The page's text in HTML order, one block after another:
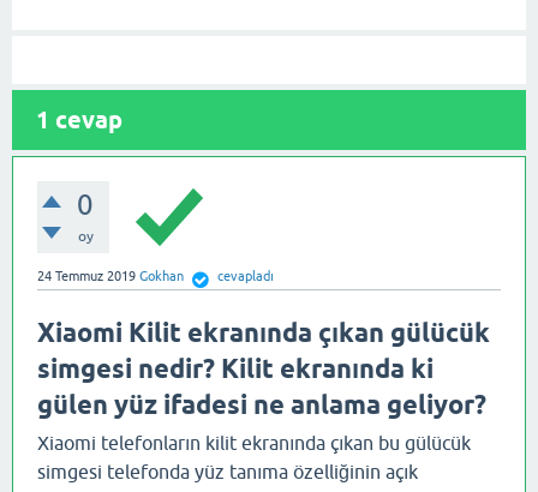
1 cevap
0
oy
24 Temmuz 2019 Gokhan cevapladı
Xiaomi Kilit ekranında çıkan gülücük
simgesi nedir? Kilit ekranında ki
gülen yüz ifadesi ne anlama geliyor?
Xiaomi telefonların kilit ekranında çıkan bu gülücük
simgesi telefonda yüz tanıma özelliğinin açık